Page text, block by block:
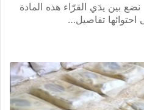
بين يدَي القرّاء هذه المادة
احتوائها تفاصيل…